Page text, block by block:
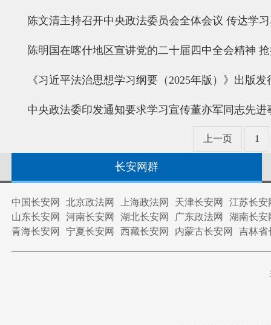
陈文清主持召开中央政法委员会全体会议 传达学
陈明国在喀什地区宣讲党的二十届四中全会精神
《习近平法治思想学习纲要（2025年版）》出版发
中央政法委印发通知要求学习宣传董亦军同志先进
上一页 1
长安网群
中国长安网 北京政法网 上海政法网 天津长安网
江苏长安
山东长安网
河南长安网 湖北长安网 广东政法网
湖南长安
青海长安网
宁夏长安网 西藏长安网 内蒙古长安网 吉林省